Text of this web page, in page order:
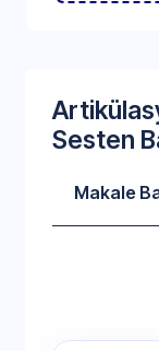
Sesten
Makale